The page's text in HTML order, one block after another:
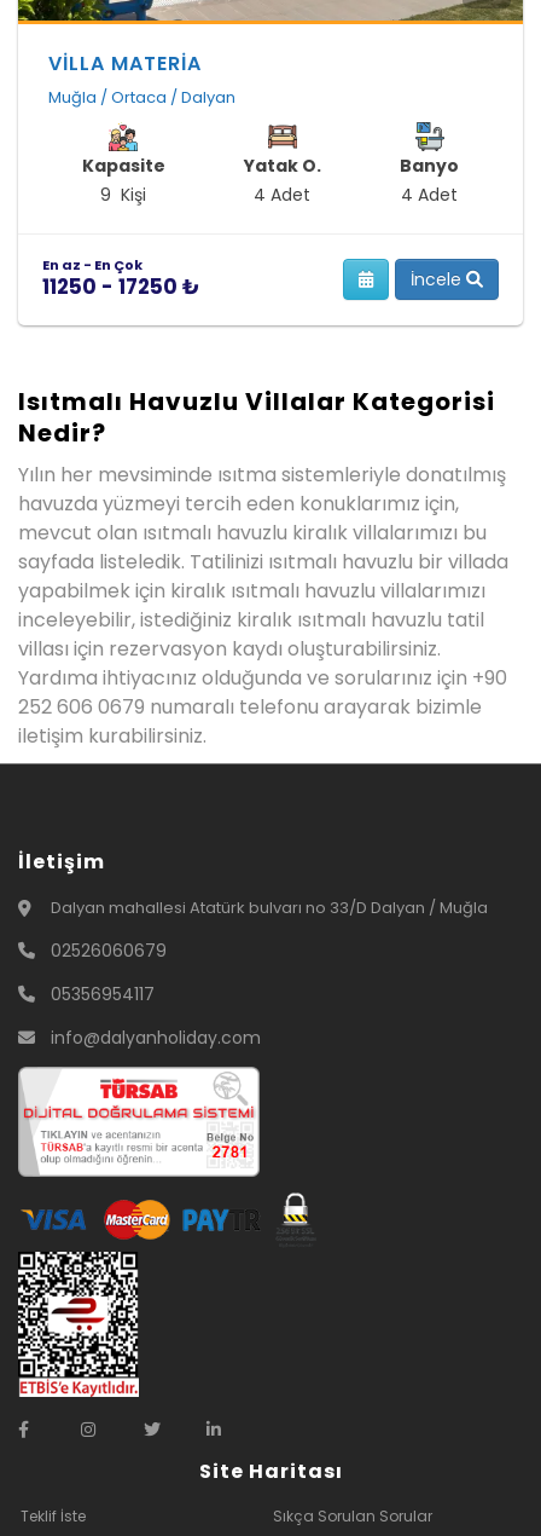
VİLLA MATERİA
Muğla / Ortaca / Dalyan
Kapasite
9 Kişi
Yatak O.
4 Adet
Banyo
4 Adet
En az - En Çok
11250 - 17250 ₺ İncele
Isıtmalı Havuzlu Villalar Kategorisi
Nedir?
Yılın her mevsiminde ısıtma sistemleriyle donatılmış
havuzda yüzmeyi tercih eden konuklarımız için,
mevcut olan ısıtmalı havuzlu kiralık villalarımızı bu
sayfada listeledik. Tatilinizi ısıtmalı havuzlu bir villada
yapabilmek için kiralık ısıtmalı havuzlu villalarımızı
inceleyebilir, istediğiniz kiralık ısıtmalı havuzlu tatil
villası için rezervasyon kaydı oluşturabilirsiniz.
Yardıma ihtiyacınız olduğunda ve sorularınız için +90
252 606 0679 numaralı telefonu arayarak bizimle
iletişim kurabilirsiniz.
İletişim
Dalyan mahallesi Atatürk bulvarı no 33/D Dalyan / Muğla
02526060679
05356954117
info@dalyanholiday.com
Site Haritası
Teklif İste Sıkça Sorulan Sorular